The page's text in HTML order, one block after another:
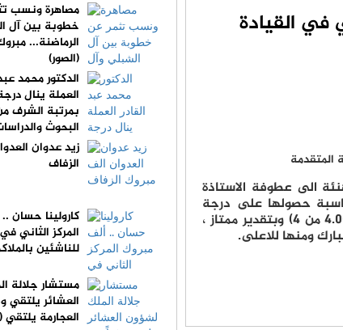
في القيادة
الى عطوفة الاستاذة
حصولها على درجة
الدبلوم المهني في القيادة التعليمية المتقدمة من الجامعة الاردنية ، بمعدل (4.00 من 4) وبتقدير ممتاز ،
ومنها للاعلى.
مصاهرة ونسب
خطوبة بين آل
الرماضنة...
(الصور)
الدكتور محمد
العملة ينال
بمرتبة الشرف
البحوث
زيد عدوان
الزفاف
كارولينا حسان
المركز الثاني
للناشئين
مستشار جلالة
العشائر يلتقي
العجارمة يلتقي